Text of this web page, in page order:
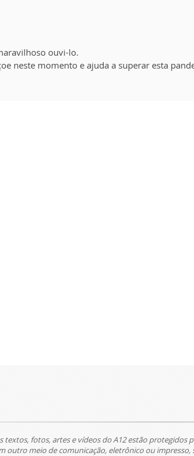
ouvi-lo.
neste momento e ajuda a superar esta
textos, fotos, artes e vídeos do A12 estão protegidos
outro meio de comunicação, eletrônico ou